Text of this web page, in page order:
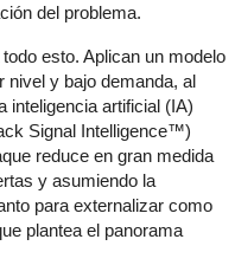
del problema.
esto. Aplican un modelo
nivel y bajo demanda, al
inteligencia artificial (IA)
Signal Intelligence™)
reduce en gran medida
y asumiendo la
para externalizar como
plantea el panorama